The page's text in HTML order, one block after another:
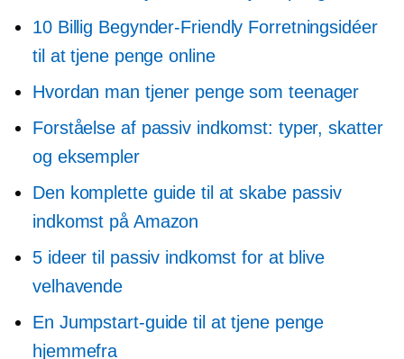
10 Billig Begynder-Friendly Forretningsidéer
til at tjene penge online
Hvordan man tjener penge som teenager
Forståelse af passiv indkomst: typer, skatter
og eksempler
Den komplette guide til at skabe passiv
indkomst på Amazon
5 ideer til passiv indkomst for at blive
velhavende
En Jumpstart-guide til at tjene penge
hjemmefra